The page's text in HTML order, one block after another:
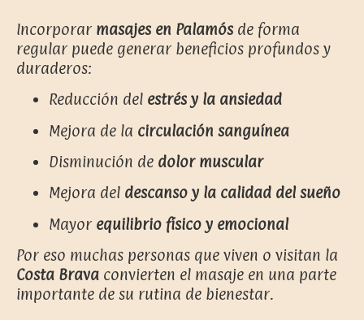
Incorporar masajes en Palamós de forma
regular puede generar beneficios profundos y
duraderos:
Reducción del estrés y la ansiedad
Mejora de la circulación sanguínea
Disminución de dolor muscular
Mejora del descanso y la calidad del sueño
Mayor equilibrio físico y emocional
Por eso muchas personas que viven o visitan la
Costa Brava convierten el masaje en una parte
importante de su rutina de bienestar.